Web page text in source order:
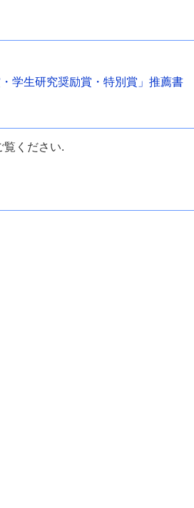
学生研究奨励賞・特別賞」推薦書
覧ください.